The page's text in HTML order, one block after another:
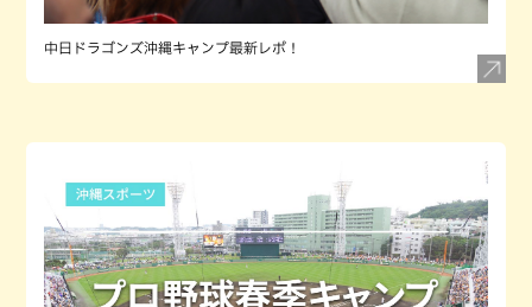
中日ドラゴンズ沖縄キャンプ最新レポ！